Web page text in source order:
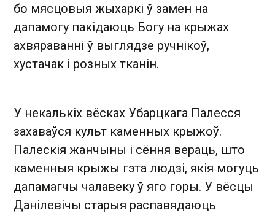
бо мясцовыя жыхаркі ў замен на
дапамогу пакідаюць Богу на крыжах
ахвяраванні ў выглядзе ручнікоў,
хустачак і розных тканін.
У некалькіх вёсках Убарцкага Палесся
захаваўся культ каменных крыжоў.
Палескія жанчыны і сёння вераць, што
каменныя крыжы гэта людзі, якія могуць
дапамагчы чалавеку ў яго горы. У вёсцы
Данілевічы старыя распавядаюць